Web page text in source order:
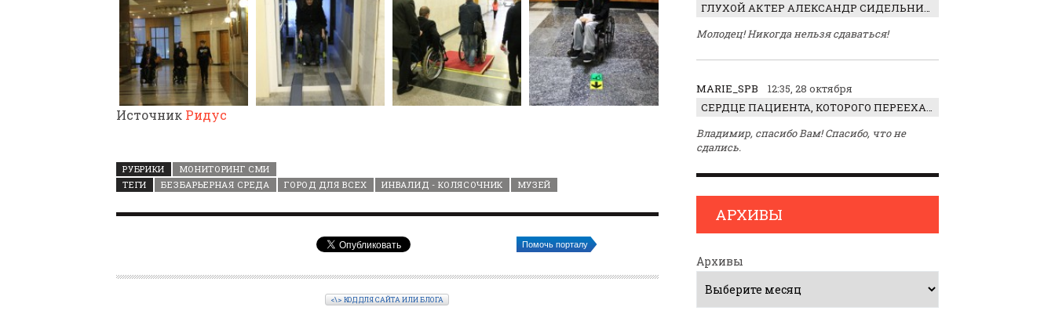
Источник Ридус
РУБРИКИ
МОНИТОРИНГ СМИ
ТЕГИ
БЕЗБАРЬЕРНАЯ СРЕДА ГОРОД ДЛЯ ВСЕХ ИНВАЛИД - КОЛЯСОЧНИК МУЗЕЙ
Помочь порталу
<\> КОД ДЛЯ САЙТА ИЛИ БЛОГА
ГЛУХОЙ АКТЕР АЛЕКСАНДР СИДЕЛЬНИКОВ: «С НАСЛАЖДЕНИЕМ ИГРАЛ ОТРИЦАТЕЛЬНОГО ГЕРОЯ!»
Молодец! Никогда нельзя сдаваться!
MARIE_SPB
12:35, 28 октября
СЕРДЦЕ ПАЦИЕНТА, КОТОРОГО ПЕРЕЕХАЛ ТРАКТОР, ОБНАРУЖИЛИ… В ЖИВОТЕ
Владимир, спасибо Вам! Спасибо, что не
сдались.
АРХИВЫ
Архивы